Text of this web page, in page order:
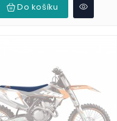
Do košíku